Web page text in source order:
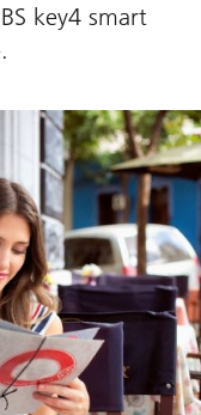
key4 smart